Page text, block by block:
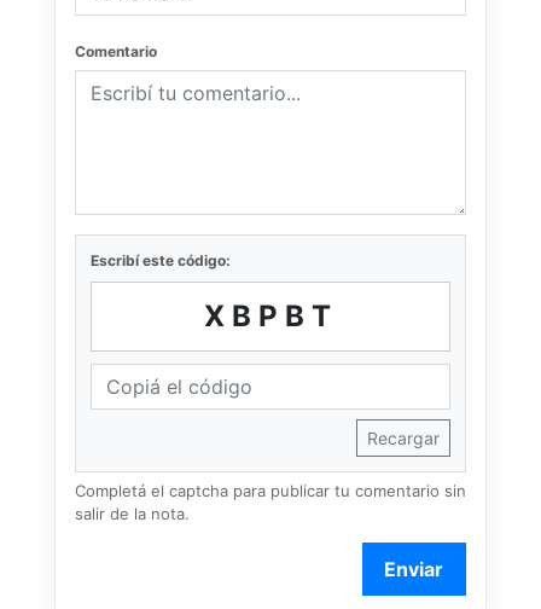
Comentario
Escribí este código:
XBPBT
Recargar
Completá el captcha para publicar tu comentario sin
salir de la nota.
Enviar